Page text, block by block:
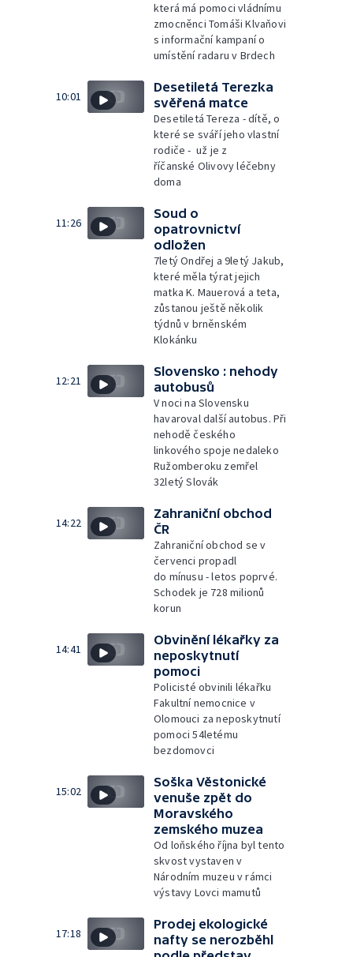
která má pomoci vládnímu
zmocněnci Tomáši Klvaňovi
s informační kampaní o
umístění radaru v Brdech
10:01
Desetiletá Terezka
svěřená matce
Desetiletá Tereza - dítě, o
které se sváří jeho vlastní
rodiče - už je z
říčanské Olivovy léčebny
doma
11:26
Soud o
opatrovnictví
odložen
7letý Ondřej a 9letý Jakub,
které měla týrat jejich
matka K. Mauerová a teta,
zůstanou ještě několik
týdnů v brněnském
Klokánku
12:21
Slovensko : nehody
autobusů
V noci na Slovensku
havaroval další autobus. Při
nehodě českého
linkového spoje nedaleko
Ružomberoku zemřel
32letý Slovák
14:22
Zahraniční obchod
ČR
Zahraniční obchod se v
červenci propadl
do mínusu - letos poprvé.
Schodek je 728 milionů
korun
14:41
Obvinění lékařky za
neposkytnutí
pomoci
Policisté obvinili lékařku
Fakultní nemocnice v
Olomouci za neposkytnutí
pomoci 54letému
bezdomovci
15:02
Soška Věstonické
venuše zpět do
Moravského
zemského muzea
Od loňského října byl tento
skvost vystaven v
Národním muzeu v rámci
výstavy Lovci mamutů
17:18
Prodej ekologické
nafty se nerozběhl